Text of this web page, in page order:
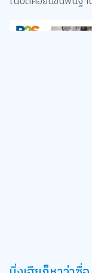
นิ่งเฮียก็หาว่าซื่อ